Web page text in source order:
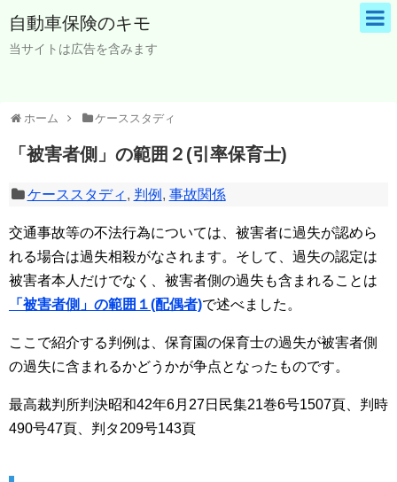
自動車保険のキモ
当サイトは広告を含みます
ホーム ケーススタディ
「被害者側」の範囲２(引率保育士)
ケーススタディ , 判例 , 事故関係
交通事故等の不法行為については、被害者に過失が認めら
れる場合は過失相殺がなされます。そして、過失の認定は
被害者本人だけでなく、被害者側の過失も含まれることは
「被害者側」の範囲１(配偶者)で述べました。
ここで紹介する判例は、保育園の保育士の過失が被害者側
の過失に含まれるかどうかが争点となったものです。
最高裁判所判決昭和42年6月27日民集21巻6号1507頁、判時
490号47頁、判タ209号143頁